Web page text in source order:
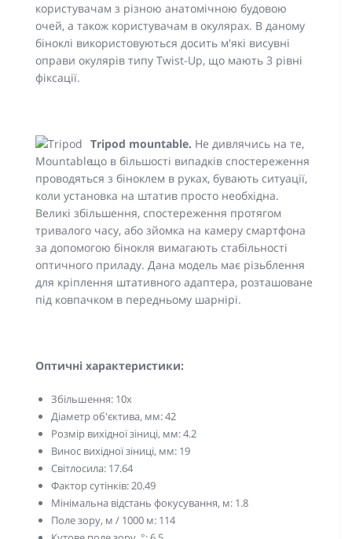
користувачам з різною анатомічною будовою
очей, а також користувачам в окулярах. В даному
біноклі використовуються досить м'які висувні
оправи окулярів типу Twist-Up, що мають 3 рівні
фіксації.
Tripod mountable. Не дивлячись на те,
що в більшості випадків спостереження
проводяться з біноклем в руках, бувають ситуації,
коли установка на штатив просто необхідна.
Великі збільшення, спостереження протягом
тривалого часу, або зйомка на камеру смартфона
за допомогою бінокля вимагають стабільності
оптичного приладу. Дана модель має різьблення
для кріплення штативного адаптера, розташоване
під ковпачком в передньому шарнірі.
Оптичні характеристики:
Збільшення: 10x
Діаметр об'єктива, мм: 42
Розмір вихідної зіниці, мм: 4.2
Винос вихідної зіниці, мм: 19
Світлосила: 17.64
Фактор сутінків: 20.49
Мінімальна відстань фокусування, м: 1.8
Поле зору, м / 1000 м: 114